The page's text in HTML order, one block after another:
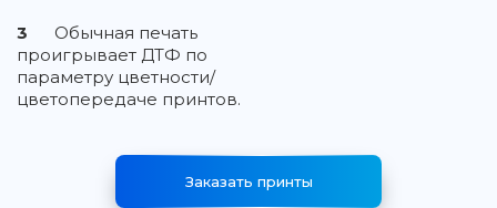
3
Обычная печать
проигрывает ДТФ по
параметру цветности/
цветопередаче принтов.
Заказать принты